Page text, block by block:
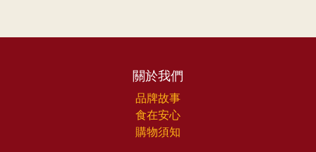
關於我們
品牌故事
食在安心
購物須知